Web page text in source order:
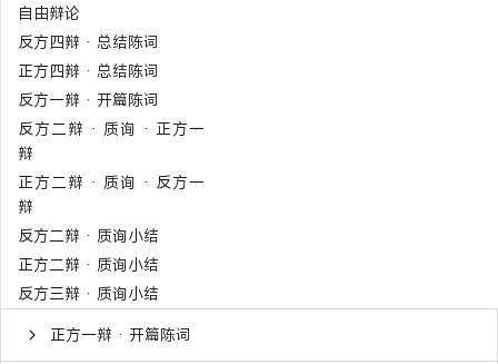
自由辩论
反方四辩 · 总结陈词
正方四辩 · 总结陈词
反方一辩 · 开篇陈词
反方二辩 · 质询 · 正方一
辩
正方二辩 · 质询 · 反方一
辩
反方二辩 · 质询小结
正方二辩 · 质询小结
反方三辩 · 质询小结
正方一辩 · 开篇陈词